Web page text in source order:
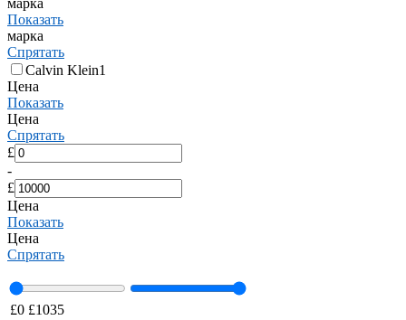
марка
Показать
марка
Спрятать
Calvin Klein1
Цена
Показать
Цена
Спрятать
£
-
£
Цена
Показать
Цена
Спрятать
£0 £1035